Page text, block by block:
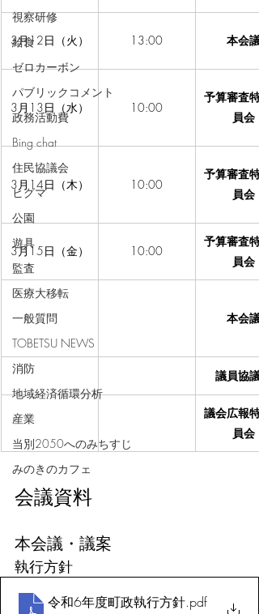
視察研修
給食
ゼロカーボン
パブリックコメント
政務活動費
Bing chat
住民協議会
ヒグマ
公園
遊具
監査
医療大移転
一般質問
TOBETSU NEWS
消防
地域経済循環分析
産業
当別2050へのみちすじ
みのきのカフェ
3月12日（火） 13:00 本会議
3月13日（水） 10:00
予算審査特
員会
3月14日（木） 10:00
予算審査特
員会
3月15日（金） 10:00
予算審査特
員会
本会議
議員協議
議会広報特
員会
会議資料
本会議・議案
執行方針
令和6年度町政執行方針.pdf